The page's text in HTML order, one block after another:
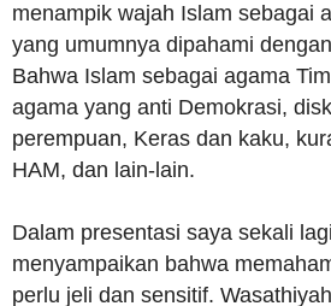
menampik wajah Islam sebagai
yang umumnya dipahami
Bahwa Islam sebagai agama
agama yang anti Demokrasi,
perempuan, Keras dan kaku,
HAM, dan lain-lain.
Dalam presentasi saya sekali
menyampaikan bahwa
perlu jeli dan sensitif.